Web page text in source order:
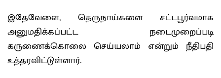
இதேவேளை, தெருநாய்களை சட்டபூர்வமாக
அனுமதிக்கப்பட்ட நடைமுறைப்படி
கருணைக்கொலை செய்யலாம் என்றும் நீதிபதி
உத்தரவிட்டுள்ளார்.